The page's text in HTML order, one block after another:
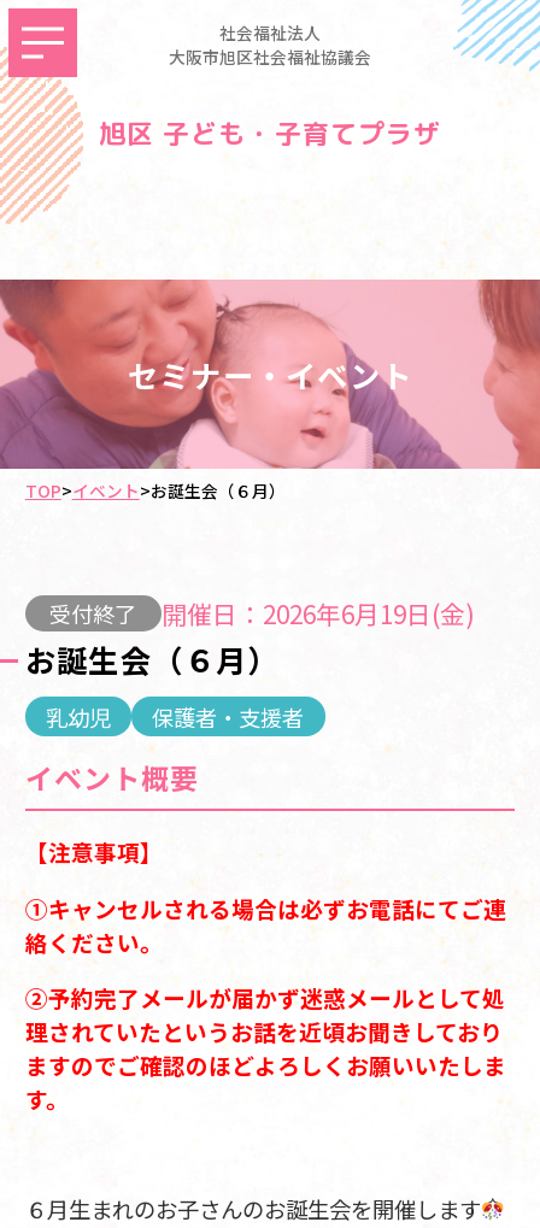
社会福祉法人
大阪市旭区社会福祉協議会
旭区 子ども・子育てプラザ
セミナー・イベント
TOP>イベント>お誕生会（６月）
受付終了 開催日：2026年6月19日(金)
お誕生会（６月）
乳幼児 保護者・支援者
イベント概要
【注意事項】
①キャンセルされる場合は必ずお電話にてご連
絡ください。
②予約完了メールが届かず迷惑メールとして処
理されていたというお話を近頃お聞きしており
ますのでご確認のほどよろしくお願いいたしま
す。
６月生まれのお子さんのお誕生会を開催します